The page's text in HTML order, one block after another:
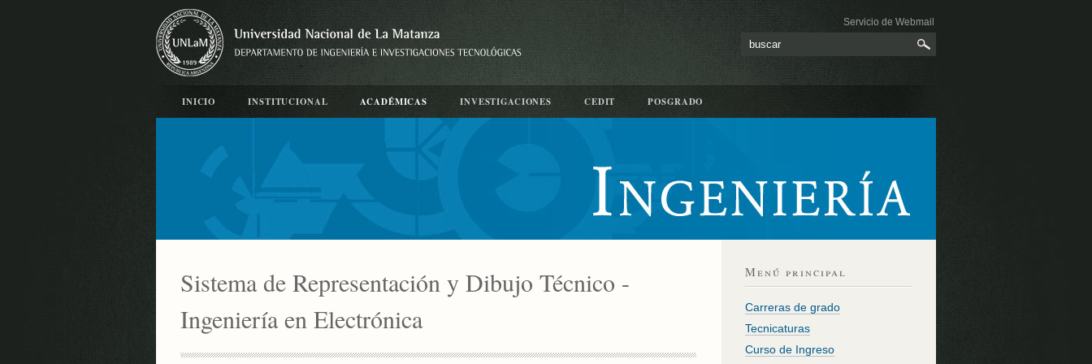
Servicio de Webmail
INICIO INSTITUCIONAL ACADÉMICAS INVESTIGACIONES CEDIT POSGRADO
Sistema de Representación y Dibujo Técnico -
Ingeniería en Electrónica
Menú principal
Carreras de grado
Tecnicaturas
Curso de Ingreso